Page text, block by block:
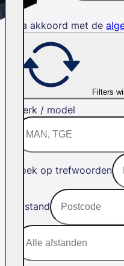
Ik ga akkoord met de
Filters
Merk / model
Zoek op trefwoorden
Afstand